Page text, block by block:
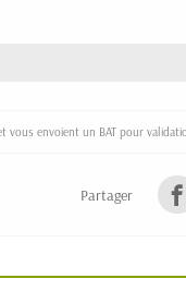
envoient un BAT pour
Partager